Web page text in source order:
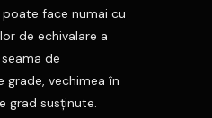
poate face numai cu
de echivalare a
de
vechimea în
grad susţinute.